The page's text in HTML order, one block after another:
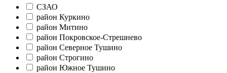
СЗАО
район Куркино
район Митино
район Покровское-Стрешнево
район Северное Тушино
район Строгино
район Южное Тушино